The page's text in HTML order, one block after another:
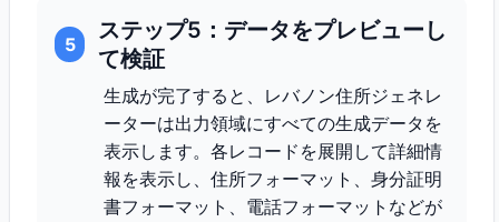
5
ステップ5：データをプレビューし
て検証
生成が完了すると、レバノン住所ジェネレ
ーターは出力領域にすべての生成データを
表示します。各レコードを展開して詳細情
報を表示し、住所フォーマット、身分証明
書フォーマット、電話フォーマットなどが